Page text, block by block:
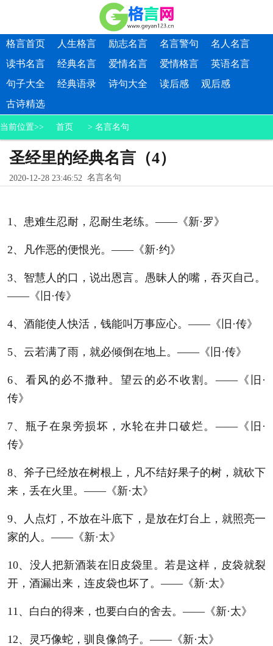
格言首页 人生格言 励志名言 名言警句
名人名言
读书名言
经典名言 爱情名言 爱情格言
英语名言
句子大全
经典语录 诗句大全 读后感
观后感
古诗精选
当前位置>> 首页 > 名言名句
圣经里的经典名言（4）
2020-12-28 23:46:52 名言名句
1、患难生忍耐，忍耐生老练。——《新·罗》
2、凡作恶的便恨光。——《新·约》
3、智慧人的口，说出恩言。愚昧人的嘴，吞灭自己。
——《旧·传》
4、酒能使人快活，钱能叫万事应心。——《旧·传》
5、云若满了雨，就必倾倒在地上。——《旧·传》
6、看风的必不撒种。望云的必不收割。——《旧·
传》
7、瓶子在泉旁损坏，水轮在井口破烂。——《旧·
传》
8、斧子已经放在树根上，凡不结好果子的树，就砍下
来，丢在火里。——《新·太》
9、人点灯，不放在斗底下，是放在灯台上，就照亮一
家的人。——《新·太》
10、没人把新酒装在旧皮袋里。若是这样，皮袋就裂
开，酒漏出来，连皮袋也坏了。——《新·太》
11、白白的得来，也要白白的舍去。——《新·太》
12、灵巧像蛇，驯良像鸽子。——《新·太》